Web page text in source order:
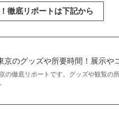
徹底リポートは下記から
京のグッズや所要時間！展示や
の徹底リポートです。グッズや観覧の